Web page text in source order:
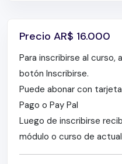
Ibrutinib-Rituximab
ALLIANCE.
la leucemia
Precio AR$ 16.000
Para inscribirse al curso,
botón Inscribirse.
Puede abonar con
Pago o Pay Pal
Luego de inscribirse
módulo o curso de